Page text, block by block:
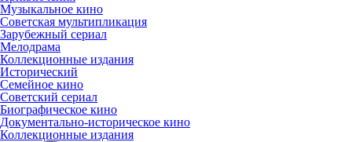
Музыкальное кино
Советская мультипликация
Зарубежный сериал
Мелодрама
Коллекционные издания
Исторический
Семейное кино
Советский сериал
Биографическое кино
Документально-историческое кино
Коллекционные издания